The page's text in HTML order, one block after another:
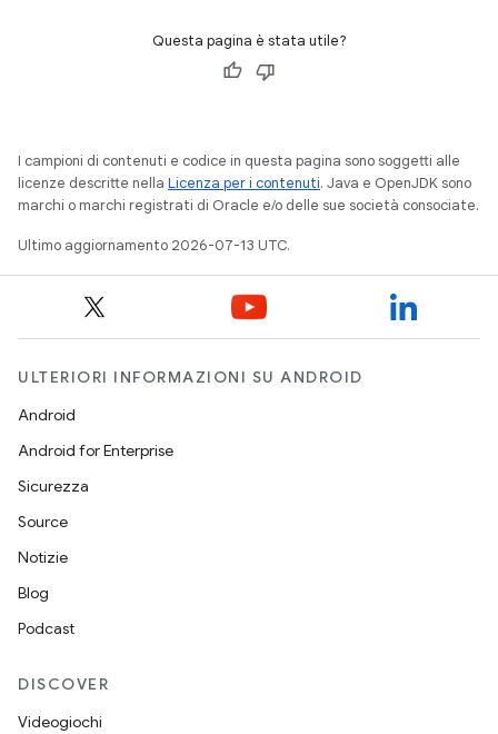
Questa pagina è stata utile?
I campioni di contenuti e codice in questa pagina sono soggetti alle
licenze descritte nella Licenza per i contenuti. Java e OpenJDK sono
marchi o marchi registrati di Oracle e/o delle sue società consociate.
Ultimo aggiornamento 2026-07-13 UTC.
ULTERIORI INFORMAZIONI SU ANDROID
Android
Android for Enterprise
Sicurezza
Source
Notizie
Blog
Podcast
DISCOVER
Videogiochi